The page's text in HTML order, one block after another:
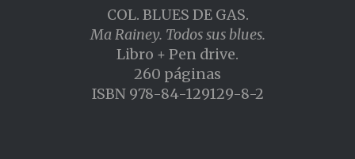
COL. BLUES DE GAS.
Ma Rainey. Todos sus blues.
Libro + Pen drive.
260 páginas
ISBN 978-84-129129-8-2